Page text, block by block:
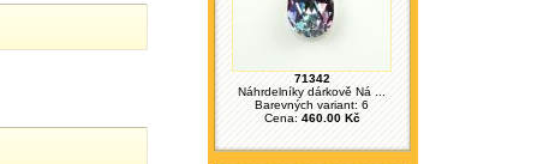
71342
Náhrdelníky dárkově Ná ...
Barevných variant: 6
Cena: 460.00 Kč